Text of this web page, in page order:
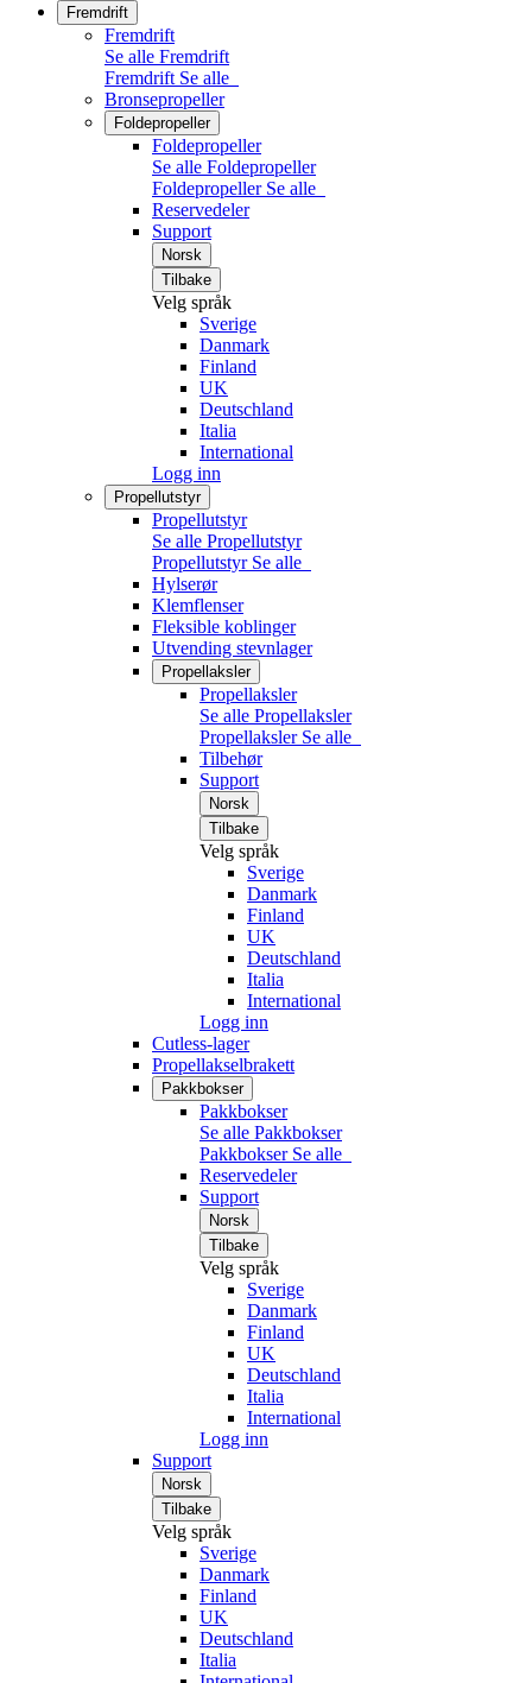
Fremdrift
Fremdrift
Se alle Fremdrift
Fremdrift Se alle
Bronsepropeller
Foldepropeller
Foldepropeller
Se alle Foldepropeller
Foldepropeller Se alle
Reservedeler
Support
Norsk
Tilbake
Velg språk
Sverige
Danmark
Finland
UK
Deutschland
Italia
International
Logg inn
Propellutstyr
Propellutstyr
Se alle Propellutstyr
Propellutstyr Se alle
Hylserør
Klemflenser
Fleksible koblinger
Utvending stevnlager
Propellaksler
Propellaksler
Se alle Propellaksler
Propellaksler Se alle
Tilbehør
Support
Norsk
Tilbake
Velg språk
Sverige
Danmark
Finland
UK
Deutschland
Italia
International
Logg inn
Cutless-lager
Propellakselbrakett
Pakkbokser
Pakkbokser
Se alle Pakkbokser
Pakkbokser Se alle
Reservedeler
Support
Norsk
Tilbake
Velg språk
Sverige
Danmark
Finland
UK
Deutschland
Italia
International
Logg inn
Support
Norsk
Tilbake
Velg språk
Sverige
Danmark
Finland
UK
Deutschland
Italia